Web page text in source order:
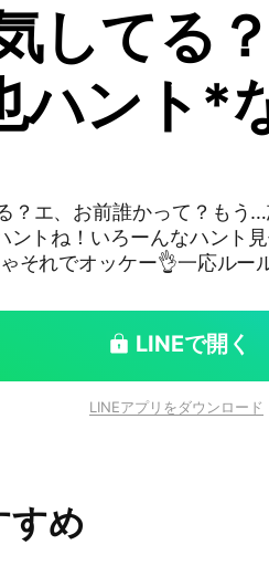
してる
ハント*
？エ、お前誰かって？もう
😅）、3次元（アイコンは
#鬼滅 #逃げ若 #ウマ娘 #ホ
LINEで開く
LINEアプリをダウンロード
すめ